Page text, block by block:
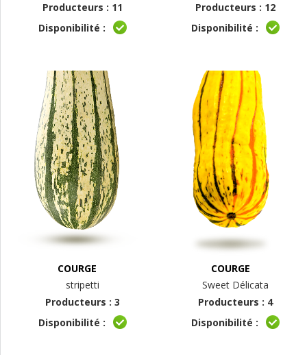
Producteurs : 11
Disponibilité :
Producteurs : 12
Disponibilité :
COURGE
stripetti
Producteurs : 3
Disponibilité :
COURGE
Sweet Délicata
Producteurs : 4
Disponibilité :